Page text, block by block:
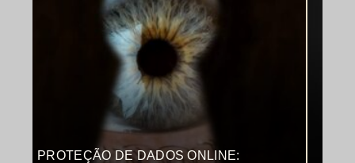
PROTEÇÃO DE DADOS ONLINE: